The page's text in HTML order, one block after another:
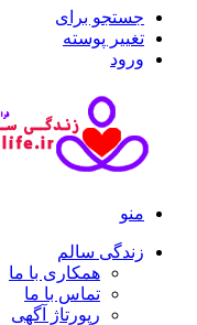
جستجو برای
تغییر پوسته
ورود
منو
زندگی سالم
همکاری با ما
تماس با ما
رپورتاژ آگهی